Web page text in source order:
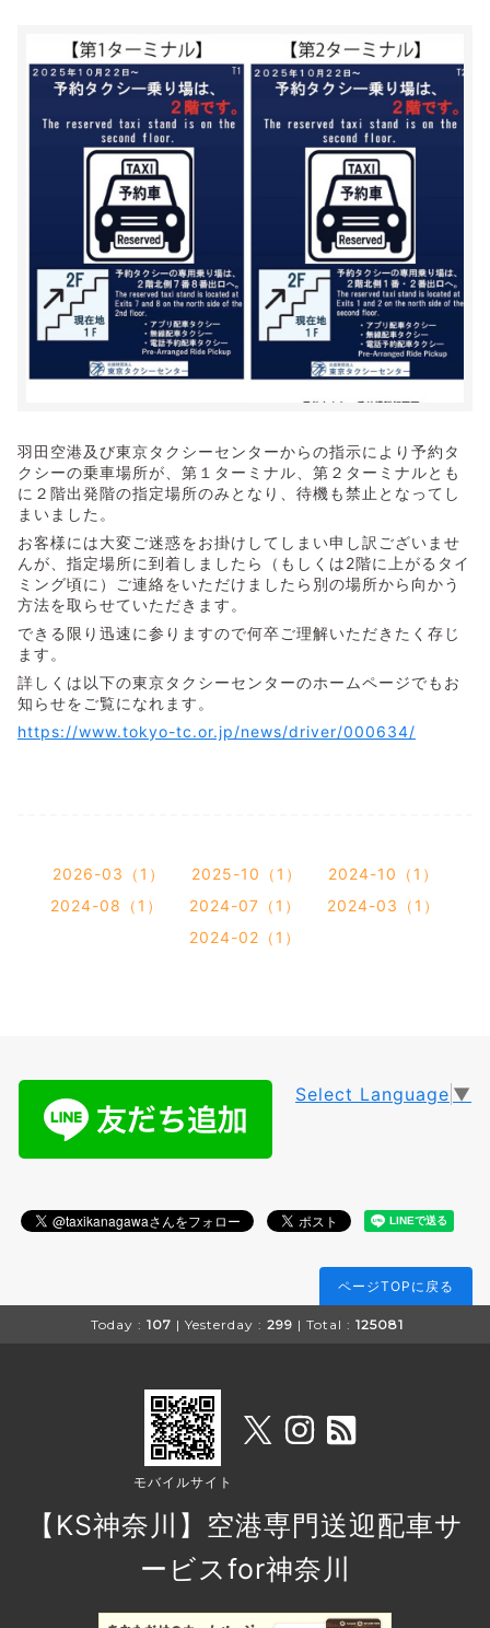
羽田空港及び東京タクシーセンターからの指示により予約タ
クシーの乗車場所が、第１ターミナル、第２ターミナルとも
に２階出発階の指定場所のみとなり、待機も禁止となってし
まいました。
お客様には大変ご迷惑をお掛けしてしまい申し訳ございませ
んが、指定場所に到着しましたら（もしくは2階に上がるタイ
ミング頃に）ご連絡をいただけましたら別の場所から向かう
方法を取らせていただきます。
できる限り迅速に参りますので何卒ご理解いただきたく存じ
ます。
詳しくは以下の東京タクシーセンターのホームページでもお
知らせをご覧になれます。
https://www.tokyo-tc.or.jp/news/driver/000634/
2026-03（1） 2025-10（1）
2024-10（1）
2024-08（1）
2024-07（1）
2024-03（1）
2024-02（1）
Select Language ▼
ページTOPに戻る
Today : 107 | Yesterday : 299 | Total : 125081
モバイルサイト
【KS神奈川】空港専門送迎配車サ
ービスfor神奈川